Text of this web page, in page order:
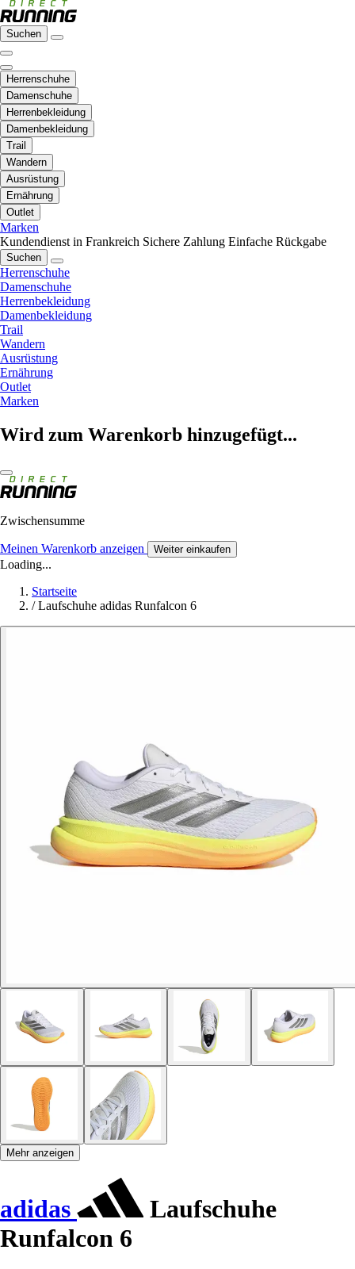
Suchen
Herrenschuhe
Damenschuhe
Herrenbekleidung
Damenbekleidung
Trail
Wandern
Ausrüstung
Ernährung
Outlet
Marken
Kundendienst in Frankreich Sichere Zahlung Einfache Rückgabe
Suchen
Herrenschuhe
Damenschuhe
Herrenbekleidung
Damenbekleidung
Trail
Wandern
Ausrüstung
Ernährung
Outlet
Marken
Wird zum Warenkorb hinzugefügt...
Zwischensumme
Meinen Warenkorb anzeigen Weiter einkaufen
Loading...
Startseite
/ Laufschuhe adidas Runfalcon 6
Mehr anzeigen
adidas
Laufschuhe
Runfalcon 6